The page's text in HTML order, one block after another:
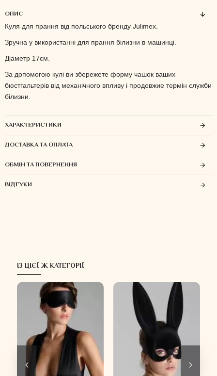
ОПИС
Куля для прання від польського бренду Julimex.
Зручна у використанні для прання білизни в машинці.
Діаметр 17см.
За допомогою кулі ви збережете форму чашок ваших
бюстгальтерів від механічного впливу і продовжие термін служби
білизни.
ХАРАКТЕРИСТИКИ
ДОСТАВКА ТА ОПЛАТА
ОБМІН ТА ПОВЕРНЕННЯ
ВІДГУКИ
ІЗ ЦІЄЇ Ж КАТЕГОРІЇ